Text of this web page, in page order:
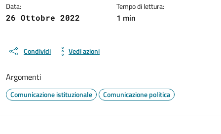
Data:
26 Ottobre 2022
Tempo di lettura:
1 min
Condividi Vedi azioni
Argomenti
Comunicazione istituzionale Comunicazione politica